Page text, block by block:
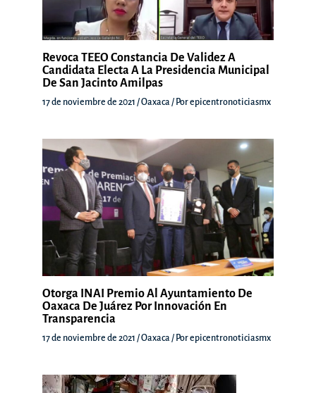
Revoca TEEO Constancia De Validez A
Candidata Electa A La Presidencia Municipal
De San Jacinto Amilpas
17 de noviembre de 2021 /Oaxaca / Porepicentronoticiasmx
Otorga INAI Premio Al Ayuntamiento De
Oaxaca De Juárez Por Innovación En
Transparencia
17 de noviembre de 2021 /Oaxaca / Porepicentronoticiasmx